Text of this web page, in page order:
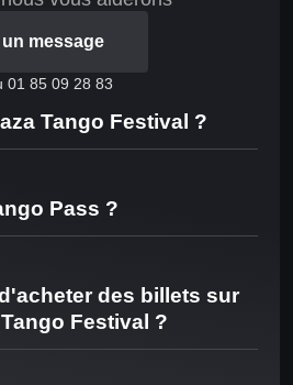
message
01 85 09 28 83
Tango Festival ?
Pass ?
des billets sur
Festival ?